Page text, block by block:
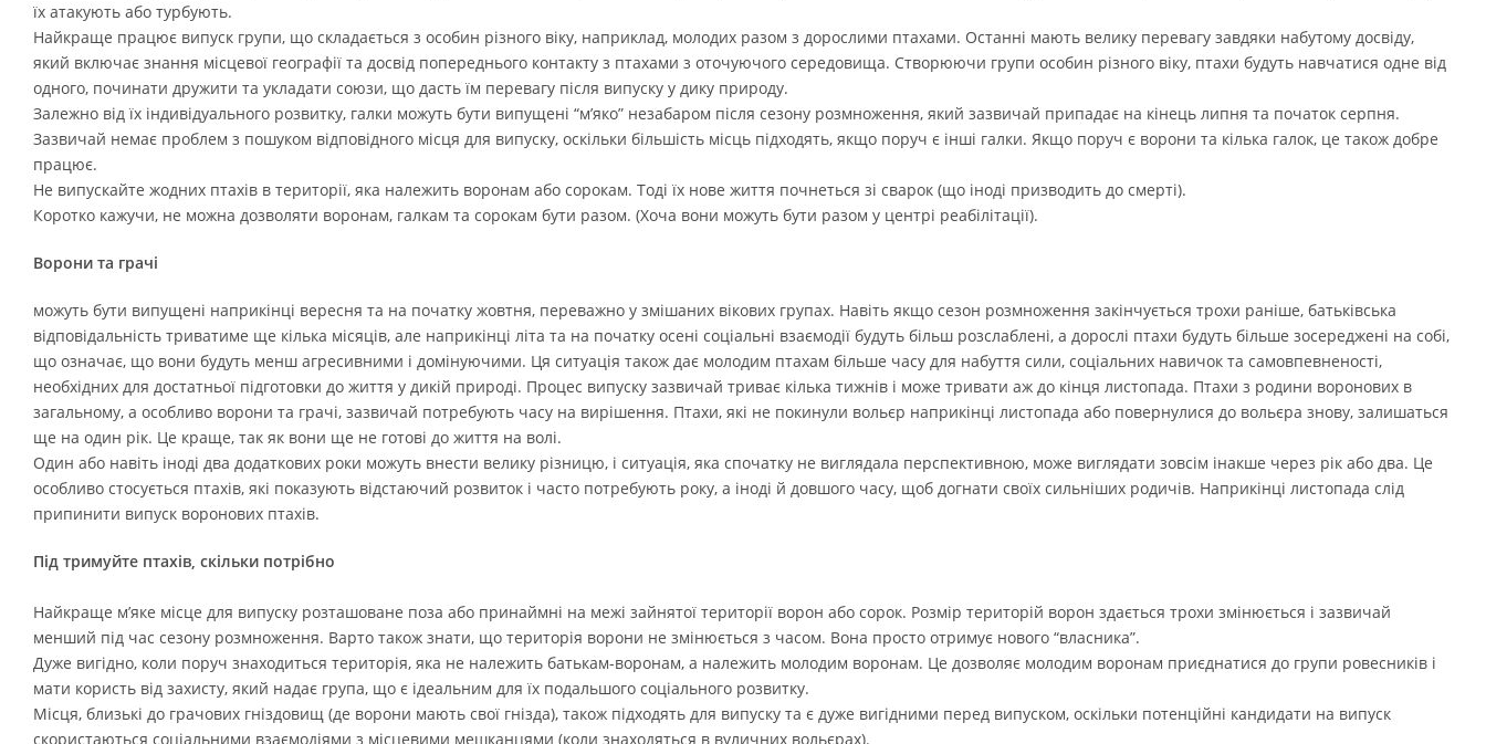
їх атакують або турбують.
Найкраще працює випуск групи, що складається з особин різного віку, наприклад, молодих разом з дорослими птахами. Останні мають велику перевагу завдяки набутому досвіду,
який включає знання місцевої географії та досвід попереднього контакту з птахами з оточуючого середовища. Створюючи групи особин різного віку, птахи будуть навчатися одне від
одного, починати дружити та укладати союзи, що дасть їм перевагу після випуску у дику природу.
Залежно від їх індивідуального розвитку, галки можуть бути випущені “м’яко” незабаром після сезону розмноження, який зазвичай припадає на кінець липня та початок серпня.
Зазвичай немає проблем з пошуком відповідного місця для випуску, оскільки більшість місць підходять, якщо поруч є інші галки. Якщо поруч є ворони та кілька галок, це також добре
працює.
Не випускайте жодних птахів в території, яка належить воронам або сорокам. Тоді їх нове життя почнеться зі сварок (що іноді призводить до смерті).
Коротко кажучи, не можна дозволяти воронам, галкам та сорокам бути разом. (Хоча вони можуть бути разом у центрі реабілітації).
Ворони та грачі
можуть бути випущені наприкінці вересня та на початку жовтня, переважно у змішаних вікових групах. Навіть якщо сезон розмноження закінчується трохи раніше, батьківська
відповідальність триватиме ще кілька місяців, але наприкінці літа та на початку осені соціальні взаємодії будуть більш розслаблені, а дорослі птахи будуть більше зосереджені на собі,
що означає, що вони будуть менш агресивними і домінуючими. Ця ситуація також дає молодим птахам більше часу для набуття сили, соціальних навичок та самовпевненості,
необхідних для достатньої підготовки до життя у дикій природі. Процес випуску зазвичай триває кілька тижнів і може тривати аж до кінця листопада. Птахи з родини воронових в
загальному, а особливо ворони та грачі, зазвичай потребують часу на вирішення. Птахи, які не покинули вольєр наприкінці листопада або повернулися до вольєра знову, залишаться
ще на один рік. Це краще, так як вони ще не готові до життя на волі.
Один або навіть іноді два додаткових роки можуть внести велику різницю, і ситуація, яка спочатку не виглядала перспективною, може виглядати зовсім інакше через рік або два. Це
особливо стосується птахів, які показують відстаючий розвиток і часто потребують року, а іноді й довшого часу, щоб догнати своїх сильніших родичів. Наприкінці листопада слід
припинити випуск воронових птахів.
Під тримуйте птахів, скільки потрібно
Найкраще м’яке місце для випуску розташоване поза або принаймні на межі зайнятої території ворон або сорок. Розмір територій ворон здається трохи змінюється і зазвичай
менший під час сезону розмноження. Варто також знати, що територія ворони не змінюється з часом. Вона просто отримує нового “власника”.
Дуже вигідно, коли поруч знаходиться територія, яка не належить батькам-воронам, а належить молодим воронам. Це дозволяє молодим воронам приєднатися до групи ровесників і
мати користь від захисту, який надає група, що є ідеальним для їх подальшого соціального розвитку.
Місця, близькі до грачових гніздовищ (де ворони мають свої гнізда), також підходять для випуску та є дуже вигідними перед випуском, оскільки потенційні кандидати на випуск
скористаються соціальними взаємодіями з місцевими мешканцями (коли знаходяться в вуличних вольєрах).